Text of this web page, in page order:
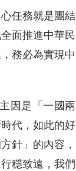
任務就是團結
面推進中華民
務必為實現中
因是「一國兩
代，如此的好
針」的內容，
穩致遠，我們